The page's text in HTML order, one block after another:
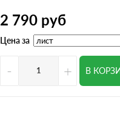
2 790 руб
Цена за
- + В